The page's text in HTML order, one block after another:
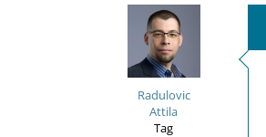
Radulovic
Attila
Tag